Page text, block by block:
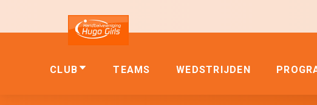
CLUB TEAMS WEDSTRIJDEN